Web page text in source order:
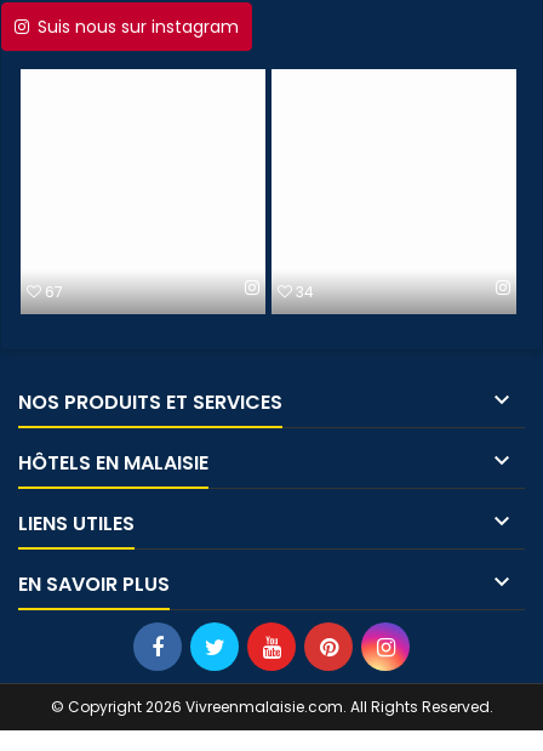
Suis nous sur instagram
67 34
NOS PRODUITS ET SERVICES 
HÔTELS EN MALAISIE 
LIENS UTILES 
EN SAVOIR PLUS 
© Copyright 2026 Vivreenmalaisie.com. All Rights Reserved.